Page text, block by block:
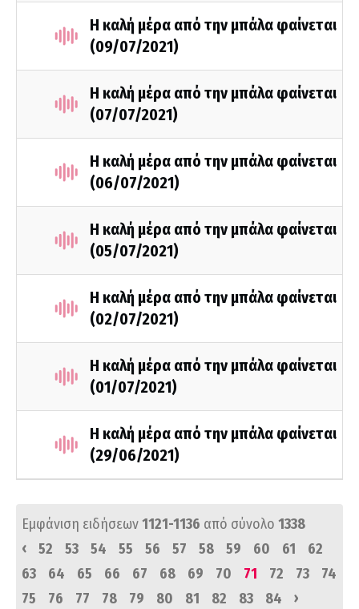
Η καλή μέρα από την μπάλα φαίνεται
(09/07/2021)
Η καλή μέρα από την μπάλα φαίνεται
(07/07/2021)
Η καλή μέρα από την μπάλα φαίνεται
(06/07/2021)
Η καλή μέρα από την μπάλα φαίνεται
(05/07/2021)
Η καλή μέρα από την μπάλα φαίνεται
(02/07/2021)
Η καλή μέρα από την μπάλα φαίνεται
(01/07/2021)
Η καλή μέρα από την μπάλα φαίνεται
(29/06/2021)
Εμφάνιση ειδήσεων1121-1136 από σύνολο 1338
‹
52 53 54 55 56 57 58 59 60 61
62
63
64 65 66 67 68 69 70 71 72 73
74
75
76 77 78 79 80 81 82 83 84 ›